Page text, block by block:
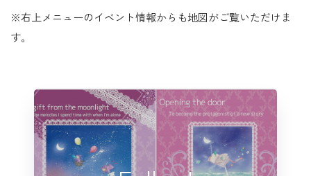
※右上メニューのイベント情報からも地図がご覧いただけま
す。